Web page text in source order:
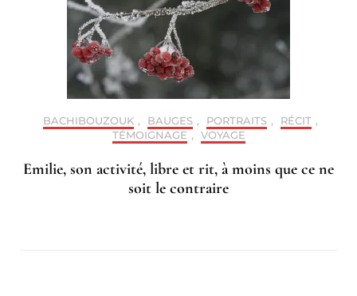
BACHIBOUZOUK , BAUGES , PORTRAITS , RÉCIT ,
TÉMOIGNAGE , VOYAGE
Emilie, son activité, libre et rit, à moins que ce ne
soit le contraire